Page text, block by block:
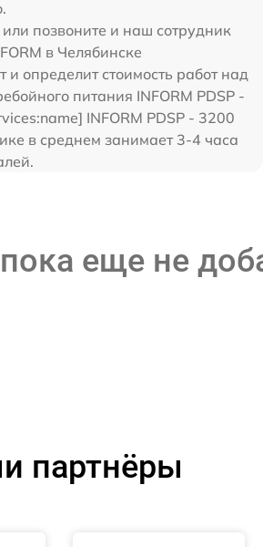
позвоните и наш сотрудник
в Челябинске
и определит стоимость работ над
питания INFORM PDSP -
INFORM PDSP - 3200
в среднем занимает 3-4 часа
еще не
партнёры